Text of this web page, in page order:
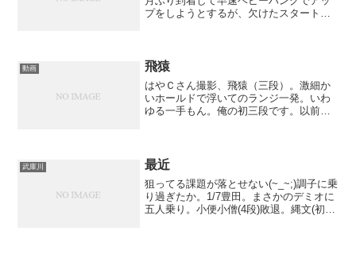
プをしようとするが、欠けたスタート持
大西プロのムーヴ...
動画 飛猿
はやＣさん撮影、飛猿（三段）。激細か
いホールドで浮いてのランジ一発。いわ
ゆる一手もん。俺の初三段です。以前マ
武庫川 最近
狙ってる課題が落とせない(~_~;)調子に乗
り過ぎたか。1/7豊田。まさかのデミオに
五人乗り。小便小僧(4段)敗退。縄文(初